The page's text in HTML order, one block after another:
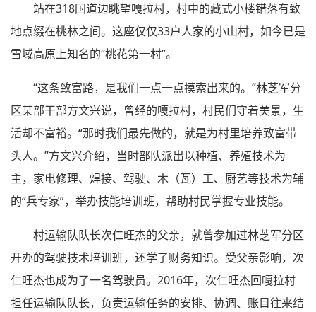
站在318国道边眺望嘎拉村，村中的藏式小楼错落有致
地点缀在桃林之间。这座仅仅33户人家的小山村，如今已是
雪域高原上知名的“桃花第一村”。
“这条致富路，是我们一点一点摸索出来的。”林芝军分
区某部干部方文兴说，曾经的嘎拉村，村民们守着美景，生
活却不富裕。“那时我们最先做的，就是为村里培养致富带
头人。”方文兴介绍，当时部队派出以种植、养殖技术为
主，家电修理、焊接、驾驶、木（瓦）工、厨艺等技术为辅
的“兵专家”，举办技能培训班，帮助村民掌握专业技能。
村运输队队长次仁旺杰的父亲，就曾参加过林芝军分区
开办的驾驶技术培训班，还学了财务知识。受父亲影响，次
仁旺杰也成为了一名驾驶员。2016年，次仁旺杰回嘎拉村
担任运输队队长，负责运输任务的安排、协调、账目往来结